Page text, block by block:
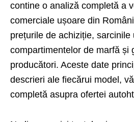
contine o analiză completă a
comerciale ușoare din
prețurile de achiziție, sarcinile
compartimentelor de marfă și
producători. Aceste date
descrieri ale fiecărui model,
completă asupra ofertei